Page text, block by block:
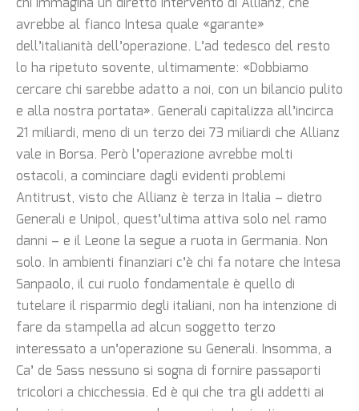
avrebbe al fianco Intesa quale «garante»
dell’italianità dell’operazione. L’ad tedesco del resto
lo ha ripetuto sovente, ultimamente: «Dobbiamo
cercare chi sarebbe adatto a noi, con un bilancio pulito
e alla nostra portata». Generali capitalizza all’incirca
21 miliardi, meno di un terzo dei 73 miliardi che Allianz
vale in Borsa. Però l’operazione avrebbe molti
ostacoli, a cominciare dagli evidenti problemi
Antitrust, visto che Allianz è terza in Italia – dietro
Generali e Unipol, quest’ultima attiva solo nel ramo
danni – e il Leone la segue a ruota in Germania. Non
solo. In ambienti finanziari c’è chi fa notare che Intesa
Sanpaolo, il cui ruolo fondamentale è quello di
tutelare il risparmio degli italiani, non ha intenzione di
fare da stampella ad alcun soggetto terzo
interessato a un’operazione su Generali. Insomma, a
Ca’ de Sass nessuno si sogna di fornire passaporti
tricolori a chicchessia. Ed è qui che tra gli addetti ai